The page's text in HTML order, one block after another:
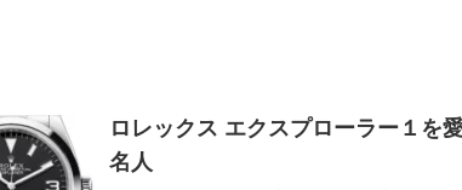
ロレックス エクスプローラー１を
名人